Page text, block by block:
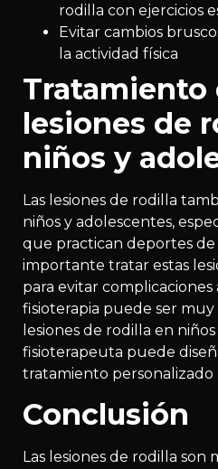
rodilla con ejercicios
Evitar cambios
la actividad física
Tratamiento
lesiones de
niños y
Las lesiones de rodilla
niños y adolescentes,
que practican deportes
importante tratar estas
para evitar complicaciones
fisioterapia puede ser
lesiones de rodilla en
fisioterapeuta puede
tratamiento personalizado
Conclusión
Las lesiones de rodilla son